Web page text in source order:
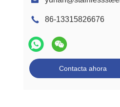
86-13315826676
Contacta ahora